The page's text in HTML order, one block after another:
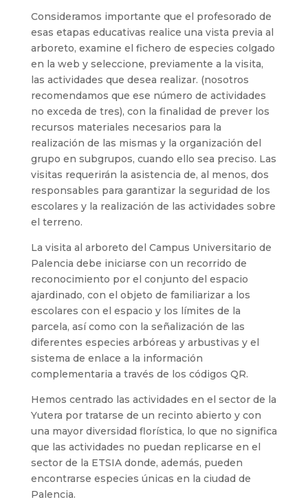
Consideramos importante que el profesorado de
esas etapas educativas realice una vista previa al
arboreto, examine el fichero de especies colgado
en la web y seleccione, previamente a la visita,
las actividades que desea realizar. (nosotros
recomendamos que ese número de actividades
no exceda de tres), con la finalidad de prever los
recursos materiales necesarios para la
realización de las mismas y la organización del
grupo en subgrupos, cuando ello sea preciso. Las
visitas requerirán la asistencia de, al menos, dos
responsables para garantizar la seguridad de los
escolares y la realización de las actividades sobre
el terreno.
La visita al arboreto del Campus Universitario de
Palencia debe iniciarse con un recorrido de
reconocimiento por el conjunto del espacio
ajardinado, con el objeto de familiarizar a los
escolares con el espacio y los límites de la
parcela, así como con la señalización de las
diferentes especies arbóreas y arbustivas y el
sistema de enlace a la información
complementaria a través de los códigos QR.
Hemos centrado las actividades en el sector de la
Yutera por tratarse de un recinto abierto y con
una mayor diversidad florística, lo que no significa
que las actividades no puedan replicarse en el
sector de la ETSIA donde, además, pueden
encontrarse especies únicas en la ciudad de
Palencia.